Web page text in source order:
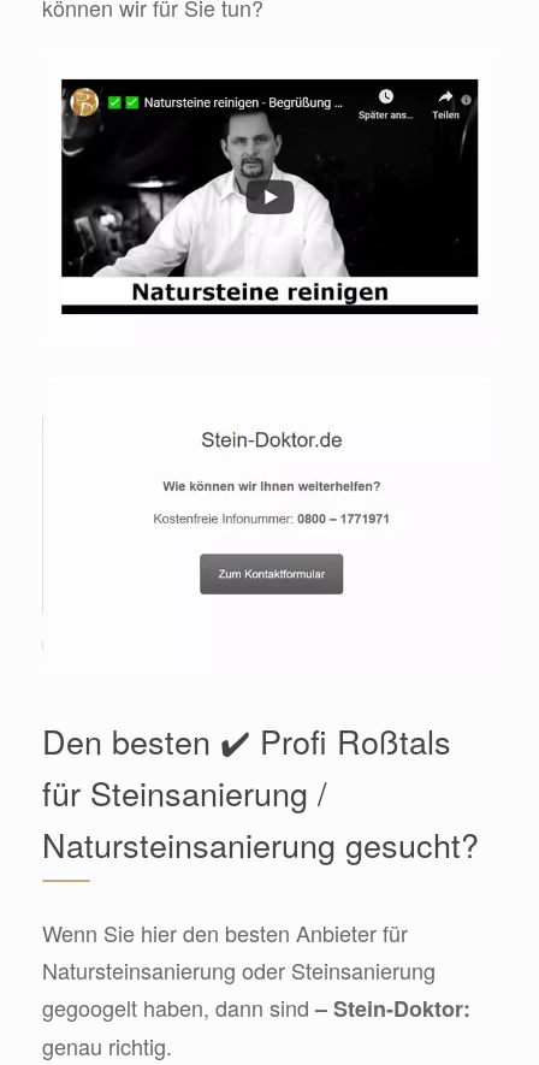
können wir für Sie tun?
Den besten ✔️ Profi Roßtals
für Steinsanierung /
Natursteinsanierung gesucht?
Wenn Sie hier den besten Anbieter für
Natursteinsanierung oder Steinsanierung
gegoogelt haben, dann sind– Stein-Doktor:
genau richtig.